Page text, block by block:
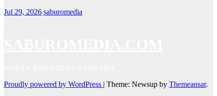
Jul 29, 2026 saburomedia
Proudly powered by WordPress | Theme: Newsup by Themeansar.